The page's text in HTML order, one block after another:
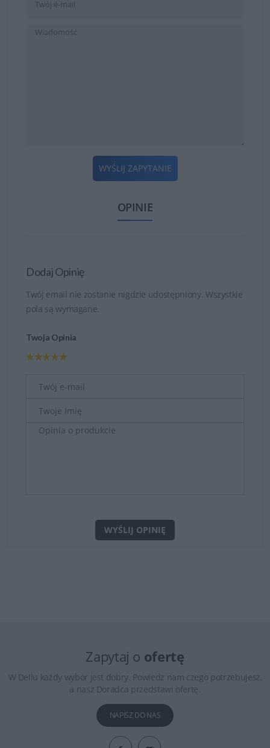
WYŚLIJ ZAPYTANIE
OPINIE
Dodaj Opinię
Twój email nie zostanie nigdzie udostępniony. Wszystkie
pola są wymagane.
Twoja Opinia
WYŚLIJ OPINIĘ
Zapytaj o ofertę
W Dellu każdy wybór jest dobry. Powiedz nam czego potrzebujesz,
a nasz Doradca przedstawi ofertę.
NAPISZ DO NAS